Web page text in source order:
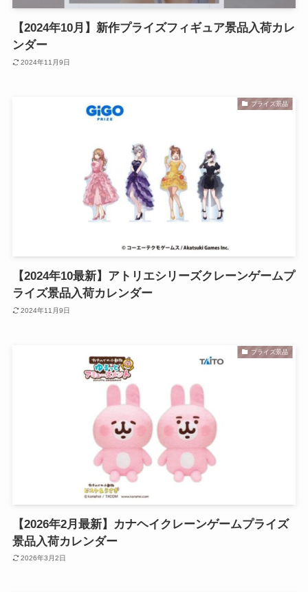
【2024年10月】新作プライズフィギュア景品入荷カレ
ンダー
2024年11月9日
プライズ景品
【2024年10最新】アトリエシリーズクレーンゲームプ
ライズ景品入荷カレンダー
2024年11月9日
プライズ景品
【2026年2月最新】カナヘイクレーンゲームプライズ
景品入荷カレンダー
2026年3月2日